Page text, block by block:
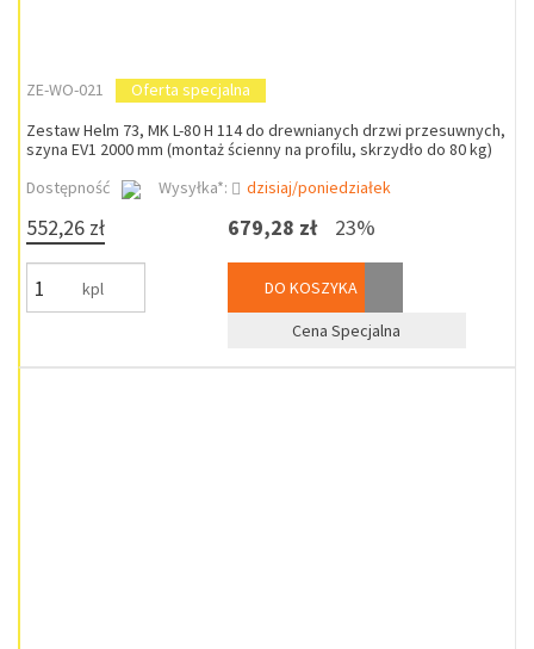
ZE-WO-021
Oferta specjalna
Zestaw Helm 73, MK L-80 H 114 do drewnianych drzwi przesuwnych,
szyna EV1 2000 mm (montaż ścienny na profilu, skrzydło do 80 kg)
Dostępność
Wysyłka*: dzisiaj/poniedziałek
552,26 zł
kpl
679,28 zł 23%
DO KOSZYKA
Cena Specjalna